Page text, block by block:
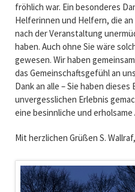
fröhlich war. Ein besonderes
Helferinnen und Helfern, die
nach der Veranstaltung
haben. Auch ohne Sie wäre
gewesen. Wir haben
das Gemeinschaftsgefühl an
Dank an alle – Sie haben dieses
unvergesslichen Erlebnis
eine besinnliche und
Mit herzlichen Grüßen S.